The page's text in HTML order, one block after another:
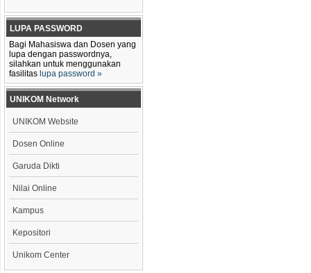
LUPA PASSWORD
Bagi Mahasiswa dan Dosen yang
lupa dengan passwordnya,
silahkan untuk menggunakan
fasilitas lupa password »
UNIKOM Network
UNIKOM Website
Dosen Online
Garuda Dikti
Nilai Online
Kampus
Kepositori
Unikom Center